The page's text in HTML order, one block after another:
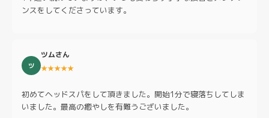
ンスをしてくださっています。
ツ
ツムさん
★★★★★
初めてヘッドスパをして頂きました。開始1分で寝落ちしてしま
いました。最高の癒やしを有難うございました。